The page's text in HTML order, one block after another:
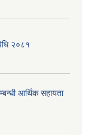
२०८१
आर्थिक सहायता